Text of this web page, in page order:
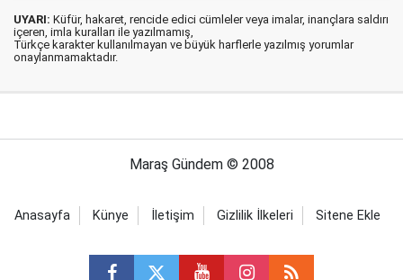
UYARI: Küfür, hakaret, rencide edici cümleler veya imalar, inançlara saldırı
içeren, imla kuralları ile yazılmamış,
Türkçe karakter kullanılmayan ve büyük harflerle yazılmış yorumlar
onaylanmamaktadır.
Maraş Gündem © 2008
Anasayfa Künye İletişim Gizlilik İlkeleri Sitene Ekle